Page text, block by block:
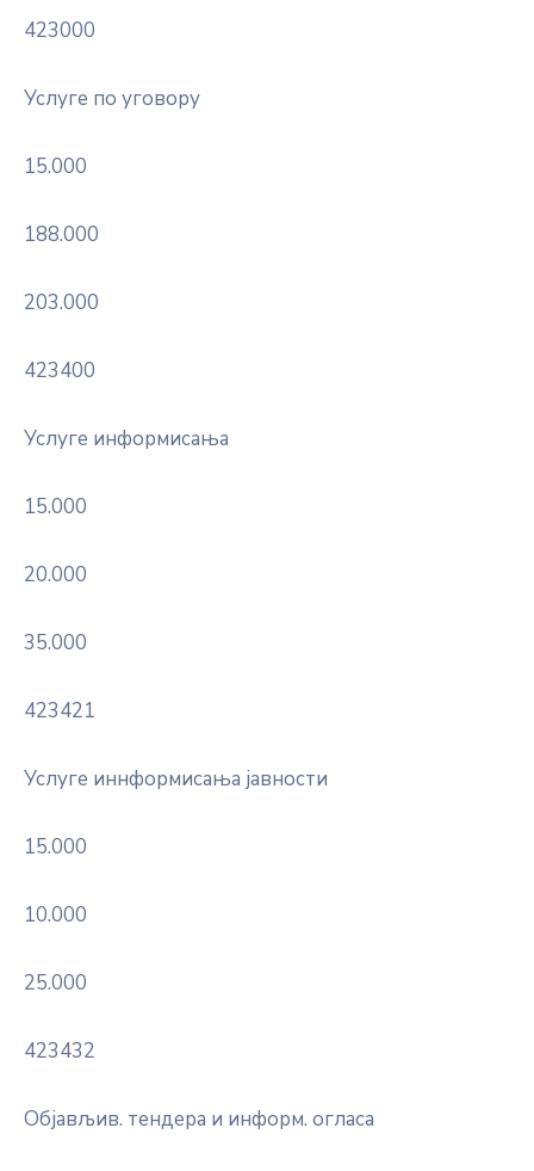
423000
Услуге по уговору
15.000
188.000
203.000
423400
Услуге информисања
15.000
20.000
35.000
423421
Услуге иннформисања јавности
15.000
10.000
25.000
423432
Објављив. тендера и информ. огласа